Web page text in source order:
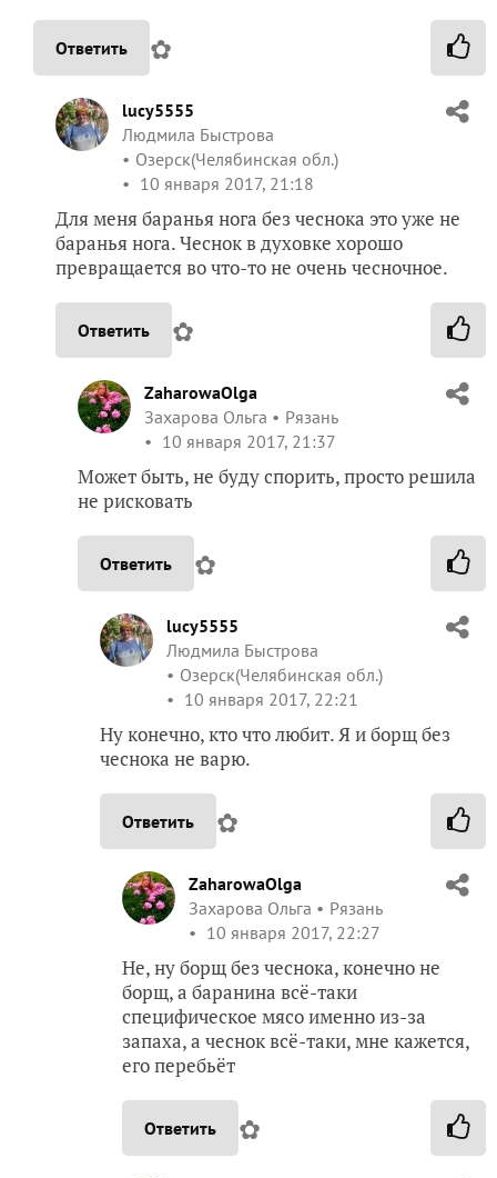
Ответить ✿
lucy5555
Людмила Быстрова
Озерск(Челябинская обл.)
10 января 2017, 21:18
Для меня баранья нога без чеснока это уже не
баранья нога. Чеснок в духовке хорошо
превращается во что-то не очень чесночное.
Ответить ✿
ZaharowaOlga
Захарова Ольга
Рязань
10 января 2017, 21:37
Может быть, не буду спорить, просто решила
не рисковать
Ответить ✿
lucy5555
Людмила Быстрова
Озерск(Челябинская обл.)
10 января 2017, 22:21
Ну конечно, кто что любит. Я и борщ без
чеснока не варю.
Ответить ✿
ZaharowaOlga
Захарова Ольга
Рязань
10 января 2017, 22:27
Не, ну борщ без чеснока, конечно не
борщ, а баранина всё-таки
специфическое мясо именно из-за
запаха, а чеснок всё-таки, мне кажется,
его перебьёт
Ответить ✿